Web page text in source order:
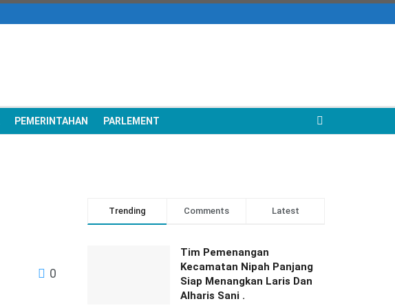
PEMERINTAHAN PARLEMENT
0
Trending Comments Latest
Tim Pemenangan
Kecamatan Nipah Panjang
Siap Menangkan Laris Dan
Alharis Sani .